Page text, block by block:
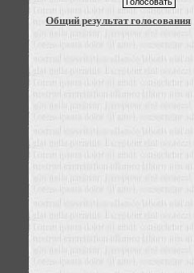
Общий результат голосования